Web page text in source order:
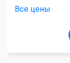
Все цены